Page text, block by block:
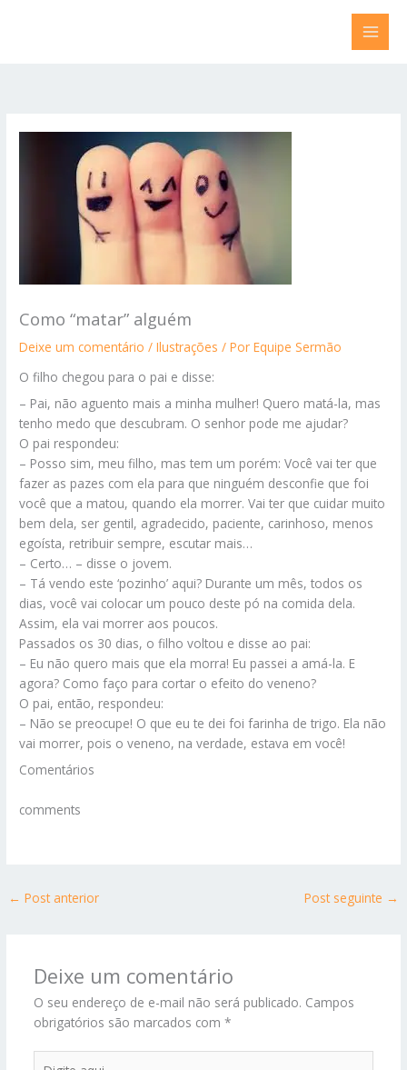
Como “matar” alguém
Deixe um comentário /Ilustrações / PorEquipe Sermão
O filho chegou para o pai e disse:
– Pai, não aguento mais a minha mulher! Quero matá-la, mas
tenho medo que descubram. O senhor pode me ajudar?
O pai respondeu:
– Posso sim, meu filho, mas tem um porém: Você vai ter que
fazer as pazes com ela para que ninguém desconfie que foi
você que a matou, quando ela morrer. Vai ter que cuidar muito
bem dela, ser gentil, agradecido, paciente, carinhoso, menos
egoísta, retribuir sempre, escutar mais…
– Certo… – disse o jovem.
– Tá vendo este ‘pozinho’ aqui? Durante um mês, todos os
dias, você vai colocar um pouco deste pó na comida dela.
Assim, ela vai morrer aos poucos.
Passados os 30 dias, o filho voltou e disse ao pai:
– Eu não quero mais que ela morra! Eu passei a amá-la. E
agora? Como faço para cortar o efeito do veneno?
O pai, então, respondeu:
– Não se preocupe! O que eu te dei foi farinha de trigo. Ela não
vai morrer, pois o veneno, na verdade, estava em você!
Comentários
comments
← Post anterior Post seguinte →
Deixe um comentário
O seu endereço de e-mail não será publicado. Campos
obrigatórios são marcados com *